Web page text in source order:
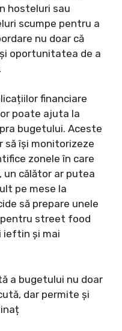
hosteluri sau
scumpe pentru a
nu doar că
oportunitatea de a
financiare
poate ajuta la
bugetului. Aceste
își monitorizeze
zonele în care
un călător ar putea
pe mese la
să prepare unele
pentru street food
ieftin și mai
a bugetului nu doar
dar permite și